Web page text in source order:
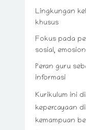
Lingkungan
khusus
Fokus pada
sosial,
Peran guru
informasi
Kurikulum ini
kepercayaan
kemampuan